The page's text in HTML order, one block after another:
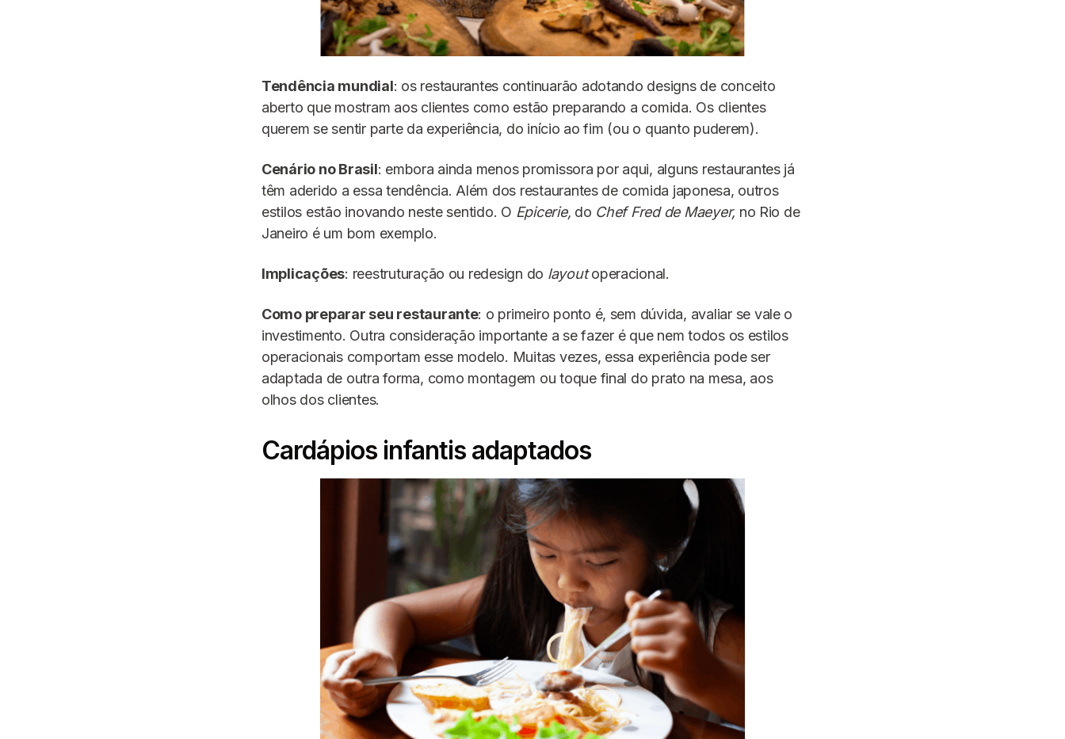
Tendência mundial: os restaurantes continuarão adotando designs de conceito
aberto que mostram aos clientes como estão preparando a comida. Os clientes
querem se sentir parte da experiência, do início ao fim (ou o quanto puderem).
Cenário no Brasil: embora ainda menos promissora por aqui, alguns restaurantes já
têm aderido a essa tendência. Além dos restaurantes de comida japonesa, outros
estilos estão inovando neste sentido. O Epicerie, do Chef Fred de Maeyer, no Rio de
Janeiro é um bom exemplo.
Implicações: reestruturação ou redesign do layoutoperacional.
Como preparar seu restaurante: o primeiro ponto é, sem dúvida, avaliar se vale o
investimento. Outra consideração importante a se fazer é que nem todos os estilos
operacionais comportam esse modelo. Muitas vezes, essa experiência pode ser
adaptada de outra forma, como montagem ou toque final do prato na mesa, aos
olhos dos clientes.
Cardápios infantis adaptados